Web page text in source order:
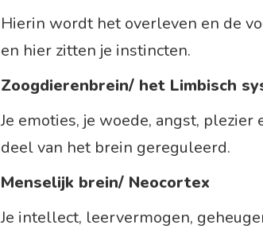
Hierin wordt het overleven en de
en hier zitten je instincten.
Zoogdierenbrein/ het Limbisch
Je emoties, je woede, angst,
deel van het brein gereguleerd.
Menselijk brein/ Neocortex
Je intellect, leervermogen,